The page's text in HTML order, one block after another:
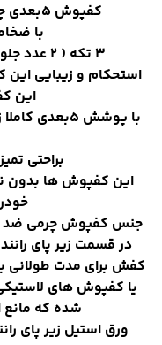
کفپوش ۵بعدی چرمی متشکل از 3 لایه میباشد
با ضخامت
3 تکه ( 2 عدد جلو و یک عدد ردیف عقب خودرو )
استحکام و زیبایی این
این
با پوشش
براحتی
این کفپوش ها بدون
جنس کفپوش چرمی ضد
در قسمت زیر پای
کفش برای مدت طولانی
یا کفپوش های
شده که
ورق استیل زیر پای